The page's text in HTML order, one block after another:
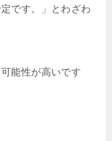
です。」とわざわ
能性が高いです